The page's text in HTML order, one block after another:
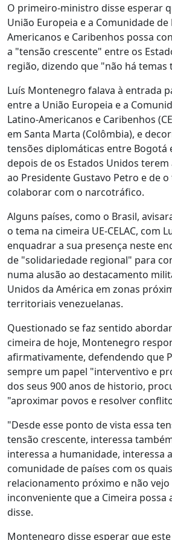
O primeiro-ministro disse esperar
União Europeia e a Comunidade de
Americanos e Caribenhos possa
a "tensão crescente" entre os
região, dizendo que "não há temas
Luís Montenegro falava à entrada
entre a União Europeia e a
Latino-Americanos e Caribenhos
em Santa Marta (Colômbia), e
tensões diplomáticas entre Bogotá
depois de os Estados Unidos terem
ao Presidente Gustavo Petro e de
colaborar com o narcotráfico.
Alguns países, como o Brasil,
o tema na cimeira UE-CELAC, com
enquadrar a sua presença neste
de "solidariedade regional" para
numa alusão ao destacamento
Unidos da América em zonas
territoriais venezuelanas.
Questionado se faz sentido
cimeira de hoje, Montenegro
afirmativamente, defendendo que
sempre um papel "interventivo e
dos seus 900 anos de historio,
"aproximar povos e resolver
"Desde esse ponto de vista essa
tensão crescente, interessa
interessa a humanidade, interessa
comunidade de países com os
relacionamento próximo e não
inconveniente que a Cimeira possa
disse.
Montenegro disse esperar que